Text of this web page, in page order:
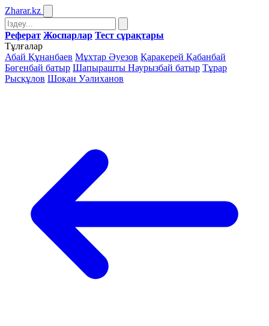
Zharar.kz
Реферат Жоспарлар Тест сұрақтары
Тұлғалар
Абай Құнанбаев Мұхтар Әуезов Қаракерей Қабанбай
Бөгенбай батыр Шапырашты Наурызбай батыр Тұрар
Рысқұлов Шоқан Уәлиханов